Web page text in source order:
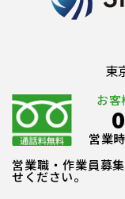
東
お客
営業
営業職・作業員募
せください。